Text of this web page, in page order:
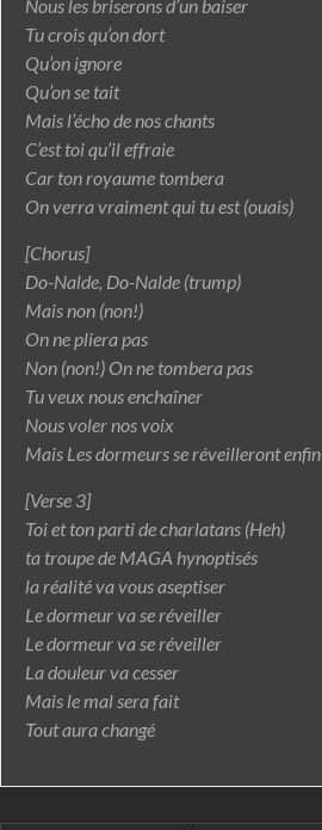
Nous les briserons d’un baiser
Tu crois qu’on dort
Qu’on ignore
Qu’on se tait
Mais l’écho de nos chants
C’est toi qu’il effraie
Car ton royaume tombera
On verra vraiment qui tu est (ouais)
[Chorus]
Do-Nalde, Do-Nalde (trump)
Mais non (non!)
On ne pliera pas
Non (non!) On ne tombera pas
Tu veux nous enchaîner
Nous voler nos voix
Mais Les dormeurs se réveilleront enfin
[Verse 3]
Toi et ton parti de charlatans (Heh)
ta troupe de MAGA hynoptisés
la réalité va vous aseptiser
Le dormeur va se réveiller
Le dormeur va se réveiller
La douleur va cesser
Mais le mal sera fait
Tout aura changé